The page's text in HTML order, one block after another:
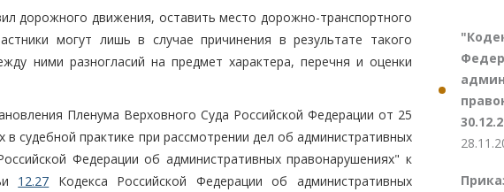
дорожного движения, оставить место дорожно-транспортного
могут лишь в случае причинения в результате такого
ними разногласий на предмет характера, перечня и оценки
Пленума Верховного Суда Российской Федерации от 25
судебной практике при рассмотрении дел об административных
Федерации об административных правонарушениях" к
12.27 Кодекса Российской Федерации об административных